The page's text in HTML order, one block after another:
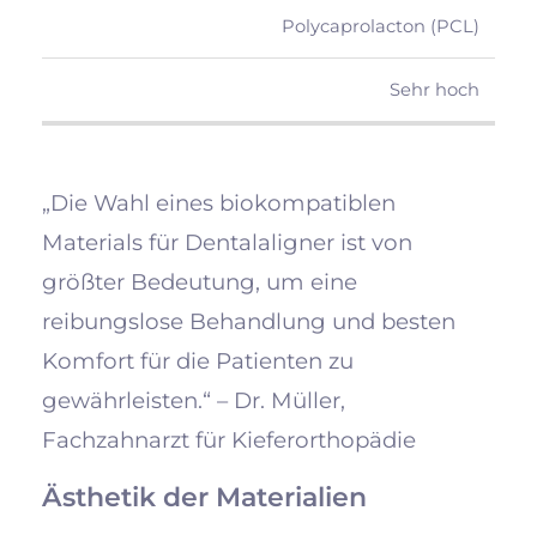
Polycaprolacton (PCL)
Sehr hoch
„Die Wahl eines biokompatiblen
Materials für Dentalaligner ist von
größter Bedeutung, um eine
reibungslose Behandlung und besten
Komfort für die Patienten zu
gewährleisten.“ – Dr. Müller,
Fachzahnarzt für Kieferorthopädie
Ästhetik der Materialien